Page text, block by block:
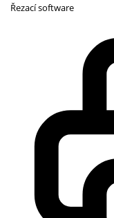
Řezací software